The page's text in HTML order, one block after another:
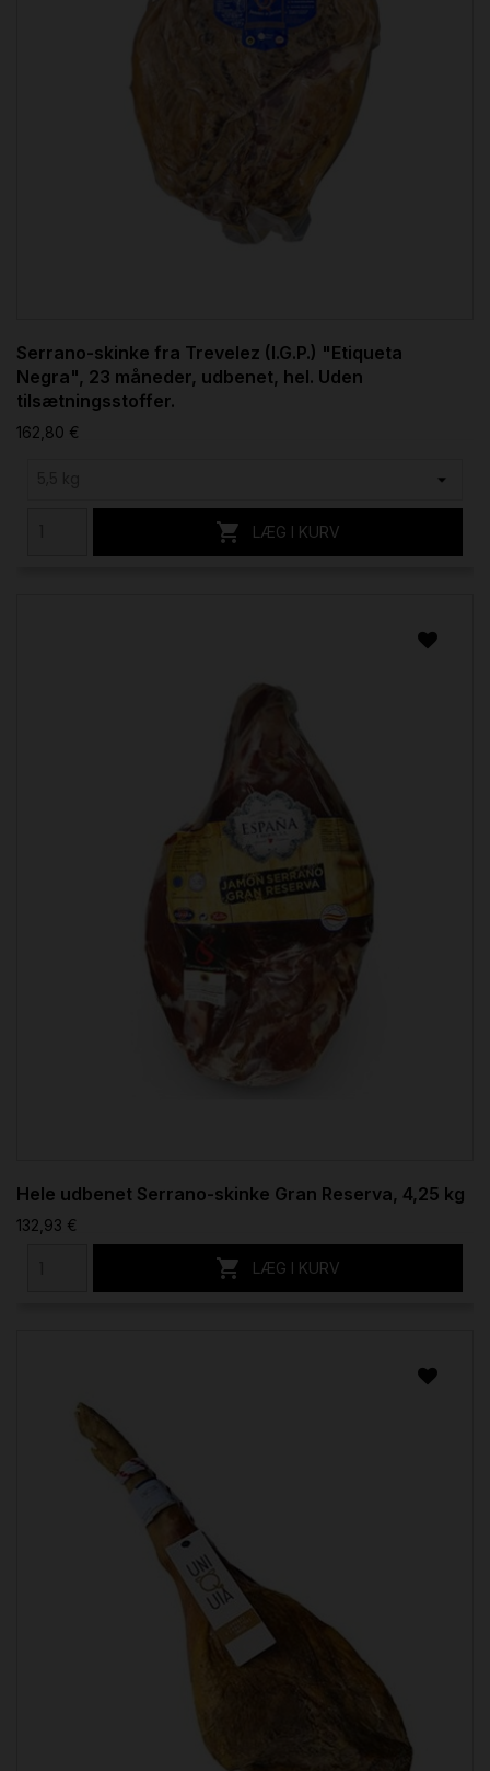
Serrano-skinke fra Trevelez (I.G.P.) "Etiqueta
Negra", 23 måneder, udbenet, hel. Uden
tilsætningsstoffer.
162,80 €
 LÆG I KURV
Hele udbenet Serrano-skinke Gran Reserva, 4,25 kg
132,93 €
 LÆG I KURV